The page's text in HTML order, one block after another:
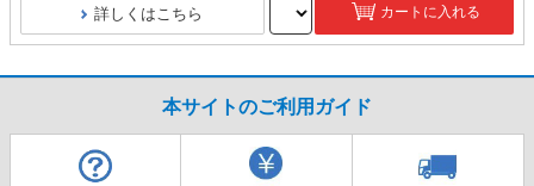
詳しくはこちら カートに入れる
本サイトのご利用ガイド